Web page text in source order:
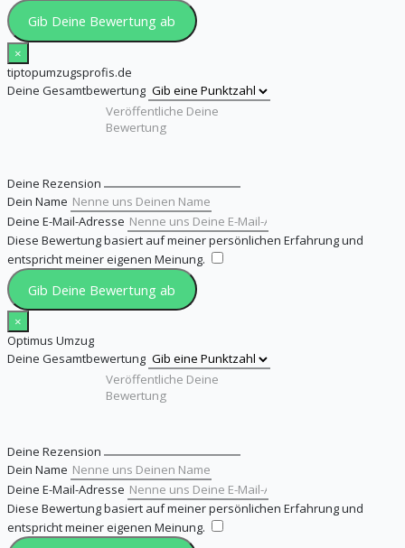
Gib Deine Bewertung ab
×
tiptopumzugsprofis.de
Deine Gesamtbewertung
Deine Rezension
Dein Name
Deine E-Mail-Adresse
Diese Bewertung basiert auf meiner persönlichen Erfahrung und
entspricht meiner eigenen Meinung.
Gib Deine Bewertung ab
×
Optimus Umzug
Deine Gesamtbewertung
Deine Rezension
Dein Name
Deine E-Mail-Adresse
Diese Bewertung basiert auf meiner persönlichen Erfahrung und
entspricht meiner eigenen Meinung.